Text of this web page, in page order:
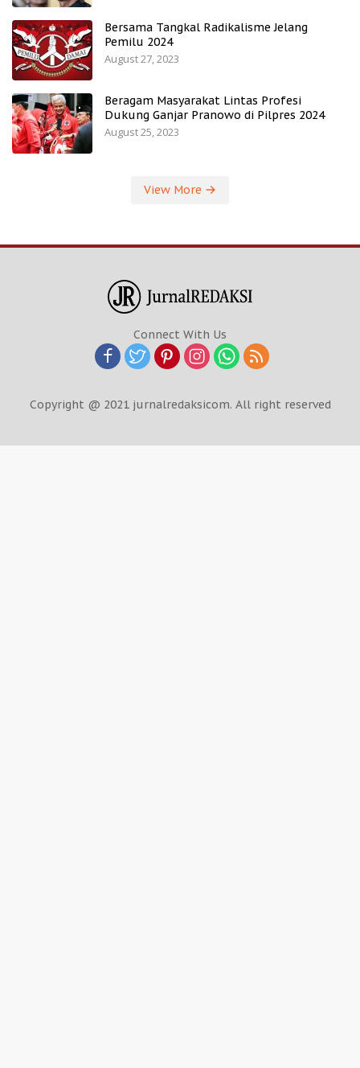
Bersama Tangkal Radikalisme Jelang
Pemilu 2024
August 27, 2023
Beragam Masyarakat Lintas Profesi
Dukung Ganjar Pranowo di Pilpres 2024
August 25, 2023
View More
Connect With Us
Copyright @ 2021 jurnalredaksicom. All right reserved